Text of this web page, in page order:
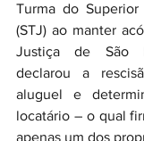
Turma do
(STJ) ao manter
Justiça de São
declarou a
aluguel e
locatário – o qual
apenas um dos